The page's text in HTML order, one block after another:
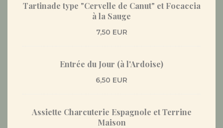
Tartinade type "Cervelle de Canut" et Focaccia
à la Sauge
7,50 EUR
Entrée du Jour (à l'Ardoise)
6,50 EUR
Assiette Charcuterie Espagnole et Terrine
Maison